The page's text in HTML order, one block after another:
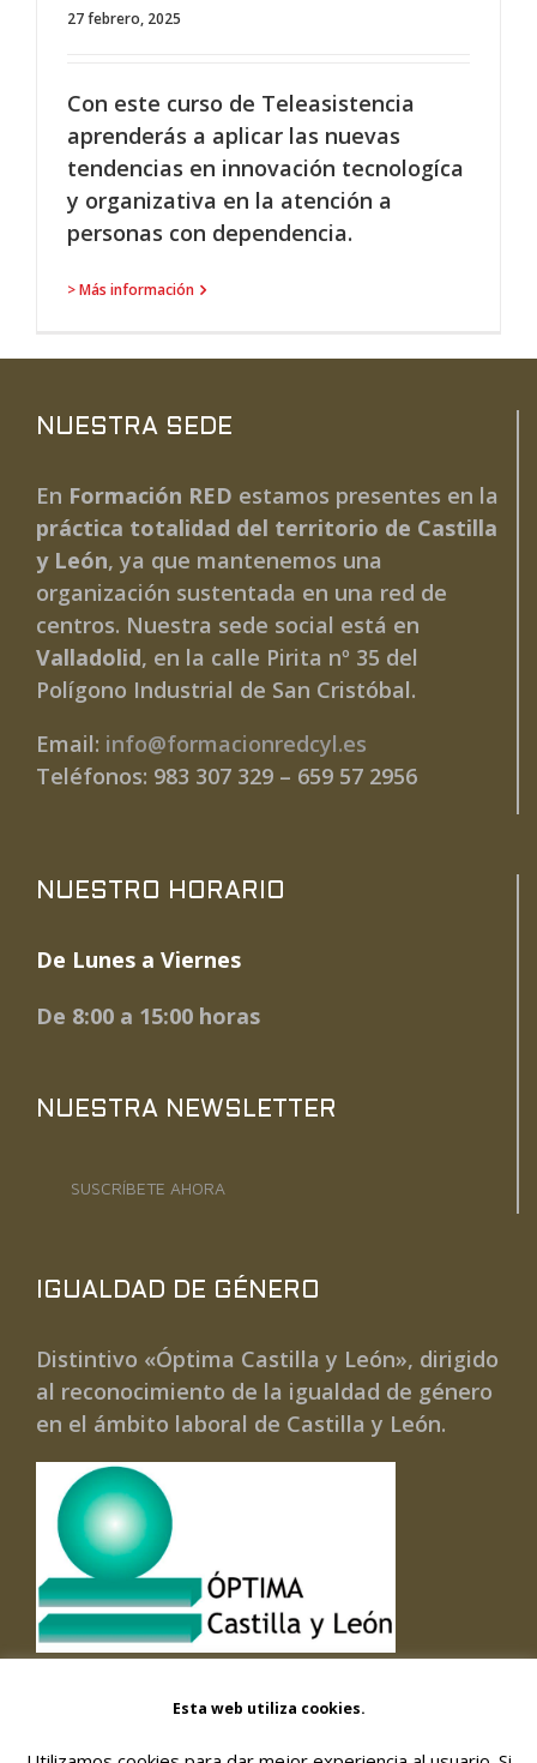
27 febrero, 2025
Con este curso de Teleasistencia
aprenderás a aplicar las nuevas
tendencias en innovación tecnologíca
y organizativa en la atención a
personas con dependencia.
> Más información
NUESTRA SEDE
En Formación RED estamos presentes en la
práctica totalidad del territorio de Castilla
y León, ya que mantenemos una
organización sustentada en una red de
centros. Nuestra sede social está en
Valladolid, en la calle Pirita nº 35 del
Polígono Industrial de San Cristóbal.
Email: info@formacionredcyl.es
Teléfonos: 983 307 329 – 659 57 2956
NUESTRO HORARIO
De Lunes a Viernes
De 8:00 a 15:00 horas
NUESTRA NEWSLETTER
SUSCRÍBETE AHORA
IGUALDAD DE GÉNERO
Distintivo «Óptima Castilla y León», dirigido
al reconocimiento de la igualdad de género
en el ámbito laboral de Castilla y León.
Esta web utiliza cookies.